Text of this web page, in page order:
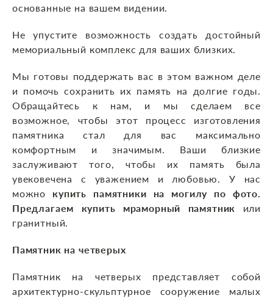
основанные на вашем видении.
Не упустите возможность создать достойный
мемориальный комплекс для ваших близких.
Мы готовы поддержать вас в этом важном деле
и помочь сохранить их память на долгие годы.
Обращайтесь к нам, и мы сделаем все
возможное, чтобы этот процесс изготовления
памятника стал для вас максимально
комфортным и значимым. Ваши близкие
заслуживают того, чтобы их память была
увековечена с уважением и любовью. У нас
можно купить памятники на могилу по фото.
Предлагаем купить мраморный памятник или
гранитный.
Памятник на четверых
Памятник на четверых представляет собой
архитектурно-скульптурное сооружение малых